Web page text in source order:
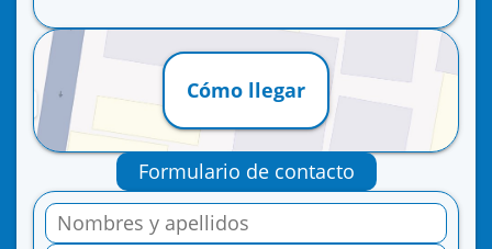
Cómo llegar
Formulario de contacto